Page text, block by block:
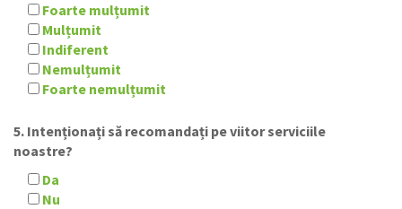
Foarte mulțumit
Mulțumit
Indiferent
Nemulțumit
Foarte nemulțumit
5. Intenționați să recomandați pe viitor serviciile
noastre?
Da
Nu